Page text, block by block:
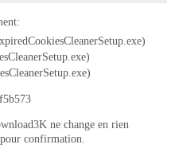
ne change en rien
confirmation.